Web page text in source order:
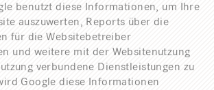
benutzt diese Informationen, um Ihre
auszuwerten, Reports über die
für die Websitebetreiber
und weitere mit der Websitenutzung
verbundene Dienstleistungen zu
Google diese Informationen